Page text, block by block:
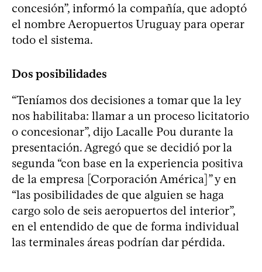
concesión”, informó la compañía, que adoptó
el nombre Aeropuertos Uruguay para operar
todo el sistema.
Dos posibilidades
“Teníamos dos decisiones a tomar que la ley
nos habilitaba: llamar a un proceso licitatorio
o concesionar”, dijo Lacalle Pou durante la
presentación. Agregó que se decidió por la
segunda “con base en la experiencia positiva
de la empresa [Corporación América]” y en
“las posibilidades de que alguien se haga
cargo solo de seis aeropuertos del interior”,
en el entendido de que de forma individual
las terminales áreas podrían dar pérdida.